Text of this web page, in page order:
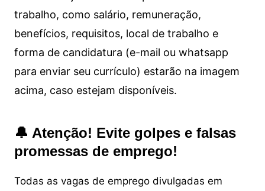
trabalho, como salário, remuneração,
benefícios, requisitos, local de trabalho e
forma de candidatura (e-mail ou whatsapp
para enviar seu currículo) estarão na imagem
acima, caso estejam disponíveis.
🔔 Atenção! Evite golpes e falsas
promessas de emprego!
Todas as vagas de emprego divulgadas em